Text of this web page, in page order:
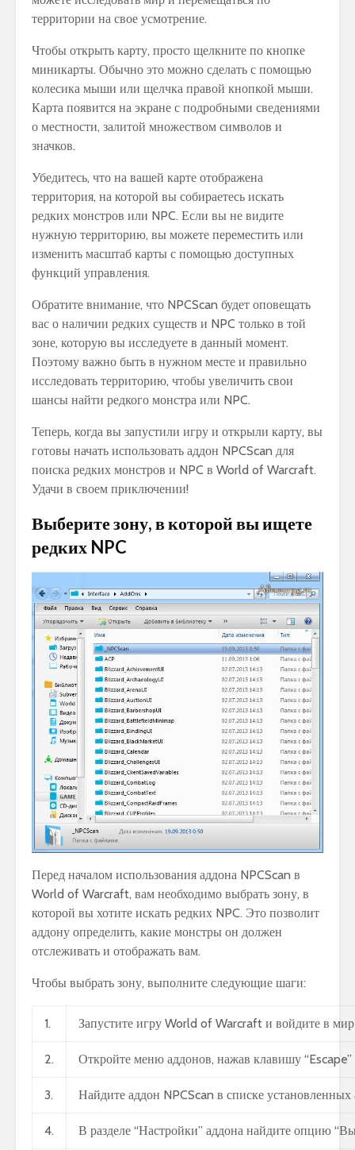
территории на свое усмотрение.
Чтобы открыть карту, просто щелкните по кнопке
миникарты. Обычно это можно сделать с помощью
колесика мыши или щелчка правой кнопкой мыши.
Карта появится на экране с подробными сведениями
о местности, залитой множеством символов и
значков.
Убедитесь, что на вашей карте отображена
территория, на которой вы собираетесь искать
редких монстров или NPC. Если вы не видите
нужную территорию, вы можете переместить или
изменить масштаб карты с помощью доступных
функций управления.
Обратите внимание, что NPCScan будет оповещать
вас о наличии редких существ и NPC только в той
зоне, которую вы исследуете в данный момент.
Поэтому важно быть в нужном месте и правильно
исследовать территорию, чтобы увеличить свои
шансы найти редкого монстра или NPC.
Теперь, когда вы запустили игру и открыли карту, вы
готовы начать использовать аддон NPCScan для
поиска редких монстров и NPC в World of Warcraft.
Удачи в своем приключении!
Выберите зону, в которой вы ищете
редких NPC
Перед началом использования аддона NPCScan в
World of Warcraft, вам необходимо выбрать зону, в
которой вы хотите искать редких NPC. Это позволит
аддону определить, какие монстры он должен
отслеживать и отображать вам.
Чтобы выбрать зону, выполните следующие шаги:
1. Запустите игру World of Warcraft и войдите в
2. Откройте меню аддонов, нажав клавишу
3. Найдите аддон NPCScan в списке
4. В разделе “Настройки” аддона найдите опцию